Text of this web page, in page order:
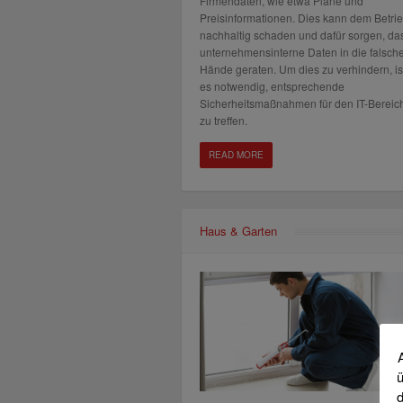
Preisinformationen. Dies kann dem
nachhaltig schaden und dafür sorgen,
unternehmensinterne Daten in die
Hände geraten. Um dies zu verhindern,
es notwendig, entsprechende
Sicherheitsmaßnahmen für den IT-
zu treffen.
READ MORE
Haus & Garten